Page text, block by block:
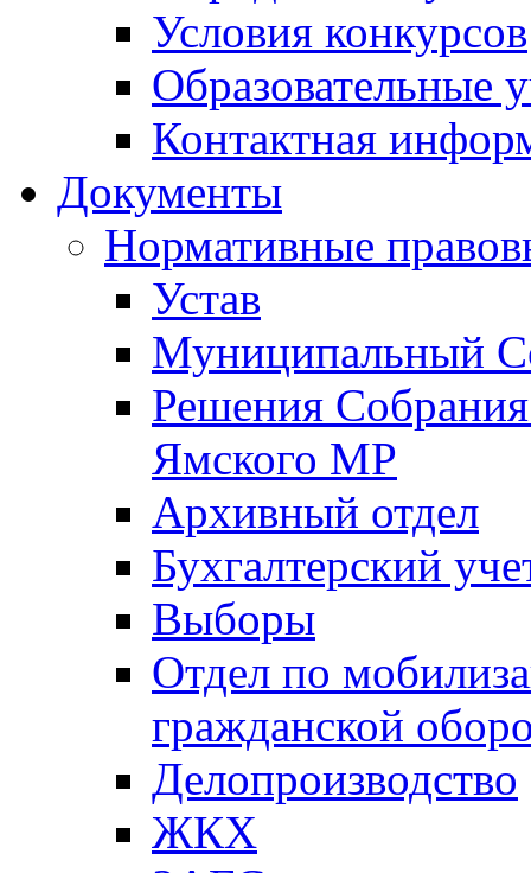
Условия конкурсов
Образовательные
Контактная
Документы
Нормативные
Устав
Муниципальный
Решения
Ямского МР
Архивный отдел
Бухгалтерский
Выборы
Отдел по
гражданской
Делопроизводство
ЖКХ